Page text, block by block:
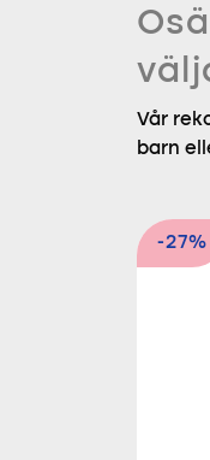
Vår
barn
-27%